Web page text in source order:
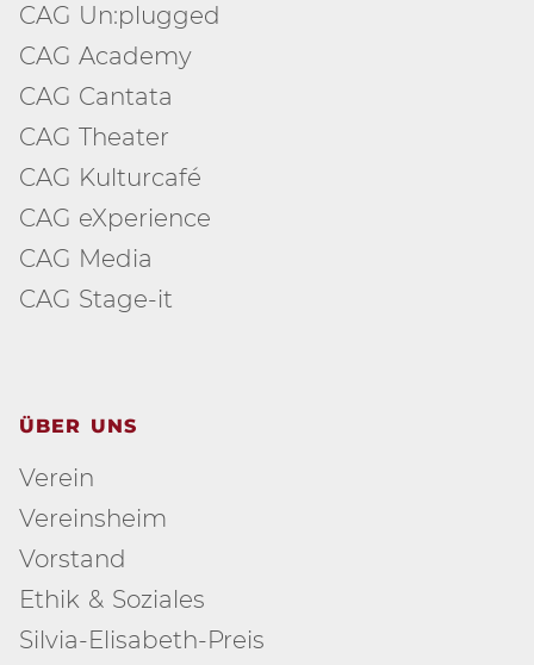
CAG Un:plugged
CAG Academy
CAG Cantata
CAG Theater
CAG Kulturcafé
CAG eXperience
CAG Media
CAG Stage-it
ÜBER UNS
Verein
Vereinsheim
Vorstand
Ethik & Soziales
Silvia-Elisabeth-Preis